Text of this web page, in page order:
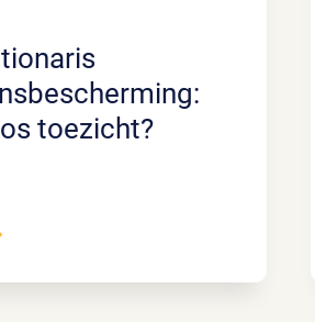
toezicht?